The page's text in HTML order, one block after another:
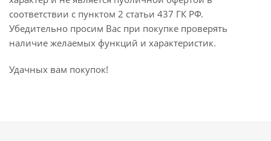
соответствии с пунктом 2 статьи 437 ГК РФ.
Убедительно просим Вас при покупке проверять
наличие желаемых функций и характеристик.
Удачных вам покупок!